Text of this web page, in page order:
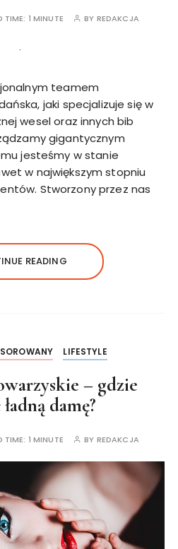
TIME: 1 MINUTE BY REDAKCJA
teamem
jaki specjalizuje się w
wesel oraz innych bib
gigantycznym
jesteśmy w stanie
w największym stopniu
Stworzony przez nas
READING
LIFESTYLE
– gdzie
damę?
TIME: 1 MINUTE BY REDAKCJA